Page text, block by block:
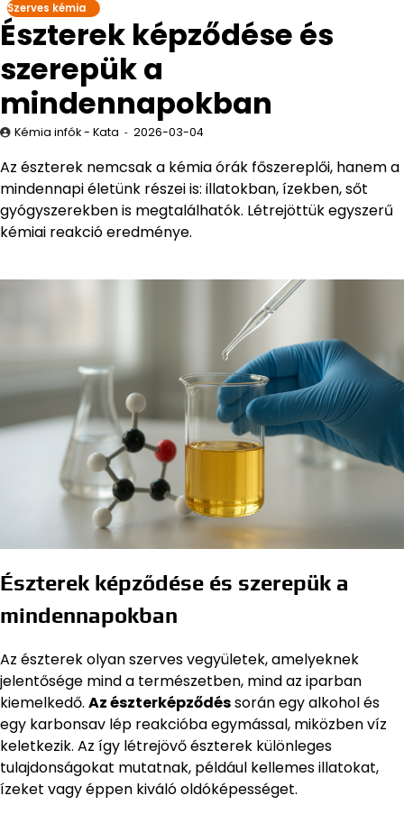
Szerves kémia
Észterek képződése és
szerepük a
mindennapokban
Kémia infók - Kata 2026-03-04
Az észterek nemcsak a kémia órák főszereplői, hanem a
mindennapi életünk részei is: illatokban, ízekben, sőt
gyógyszerekben is megtalálhatók. Létrejöttük egyszerű
kémiai reakció eredménye.
Észterek képződése és szerepük a
mindennapokban
Az észterek olyan szerves vegyületek, amelyeknek
jelentősége mind a természetben, mind az iparban
kiemelkedő. Az észterképződéssorán egy alkohol és
egy karbonsav lép reakcióba egymással, miközben víz
keletkezik. Az így létrejövő észterek különleges
tulajdonságokat mutatnak, például kellemes illatokat,
ízeket vagy éppen kiváló oldóképességet.